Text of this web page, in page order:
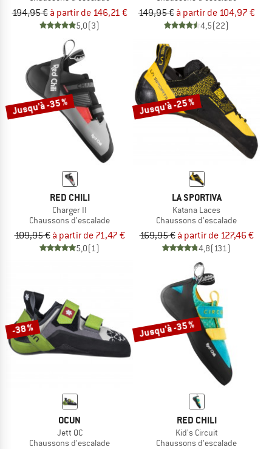
194,95 € à partir de 146,21 €
5,0(3)
149,95 € à partir de 104,97 €
4,5(22)
Jusqu'à -35 %
RED CHILI
Charger II
Chaussons d'escalade
109,95 € à partir de 71,47 €
5,0(1)
Jusqu'à -25 %
LA SPORTIVA
Katana Laces
Chaussons d'escalade
169,95 € à partir de 127,46 €
4,8(131)
-38 %
OCUN
Jett QC
Chaussons d'escalade
Jusqu'à -35 %
RED CHILI
Kid's Circuit
Chaussons d'escalade